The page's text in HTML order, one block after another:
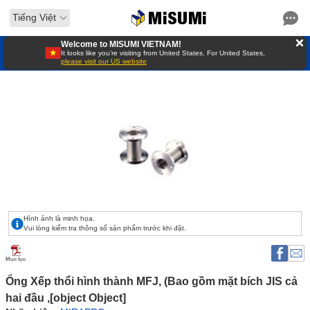
Tiếng Việt
Welcome to MISUMI VIETNAM!
It looks like you’re visiting from United States. For United States,
please visit our US website
Hình ảnh là minh họa.
Vui lòng kiểm tra thông số sản phẩm trước khi đặt.
Mục lục
Ống Xếp thổi hình thành MFJ, (Bao gồm mặt bích JIS cả
hai đầu ,[object Object]